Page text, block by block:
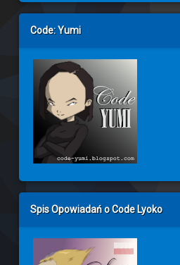
Code: Yumi
Spis Opowiadań o Code Lyoko